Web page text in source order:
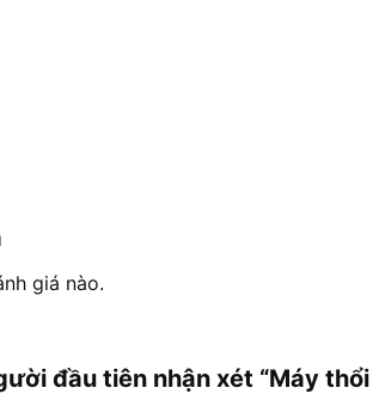
giá nào.
đầu tiên nhận xét “Máy